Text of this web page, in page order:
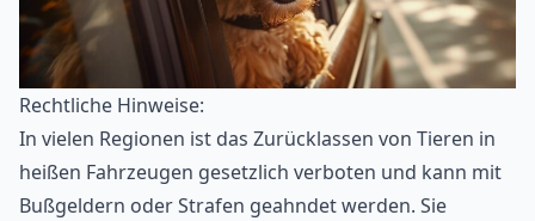
Rechtliche Hinweise:
In vielen Regionen ist das Zurücklassen von Tieren in
heißen Fahrzeugen gesetzlich verboten und kann mit
Bußgeldern oder Strafen geahndet werden. Sie